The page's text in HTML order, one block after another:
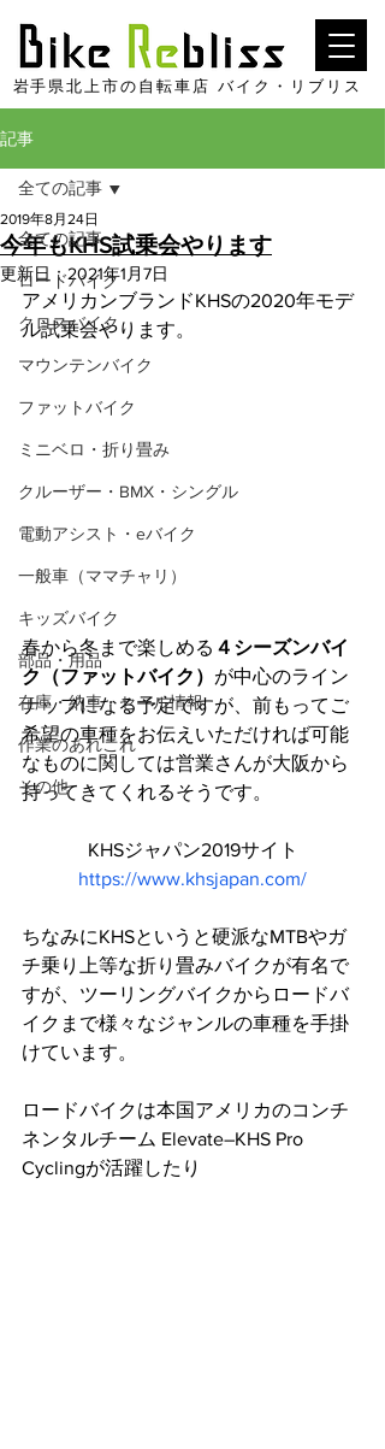
​岩手県北上市の自転車店 バイク・リブリス
記事
全ての記事
ロードバイク
クロスバイク
マウンテンバイク
ファットバイク
ミニベロ・折り畳み
クルーザー・BMX・シングル
電動アシスト・eバイク
一般車（ママチャリ）
キッズバイク
部品・用品
在庫・納車・セール情報
作業のあれこれ
その他
全ての記事
今年もKHS試乗会やります
2019年8月24日
更新日：2021年1月7日
アメリカンブランドKHSの2020年モデ
ル試乗会やります。
2019年9月20日（金）
【場所】
バイク・リブリス店舗前
春から冬まで楽しめる ４シーズンバイ
ク（ファットバイク） が中心のライン
ナップになる予定ですが、前もってご
希望の車種をお伝えいただければ可能
なものに関しては営業さんが大阪から
持ってきてくれるそうです。
KHSジャパン2019サイト
https://www.khsjapan.com/
ちなみにKHSというと硬派なMTBやガ
チ乗り上等な折り畳みバイクが有名で
すが、ツーリングバイクからロードバ
イクまで様々なジャンルの車種を手掛
けています。
ロードバイクは本国アメリカのコンチ
ネンタルチーム Elevate–KHS Pro
Cyclingが活躍したり